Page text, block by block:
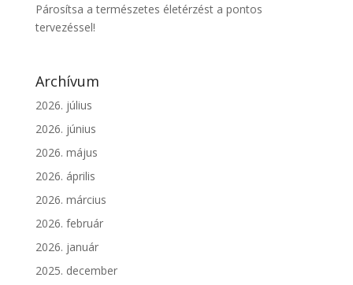
Párosítsa a természetes életérzést a pontos
tervezéssel!
Archívum
2026. július
2026. június
2026. május
2026. április
2026. március
2026. február
2026. január
2025. december